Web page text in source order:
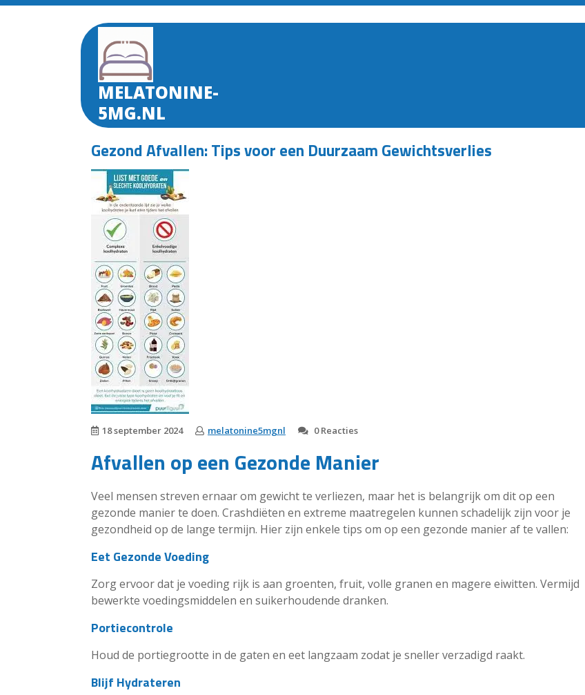
Skip
MELATONINE-
5MG.NL
Gezond Afvallen: Tips voor een Duurzaam Gewichtsverlies
18 september 2024 melatonine5mgnl 0 Reacties
Afvallen op een Gezonde Manier
Veel mensen streven ernaar om gewicht te verliezen, maar het is belangrijk om dit op een
gezonde manier te doen. Crashdiëten en extreme maatregelen kunnen schadelijk zijn voor je
gezondheid op de lange termijn. Hier zijn enkele tips om op een gezonde manier af te vallen:
Eet Gezonde Voeding
Zorg ervoor dat je voeding rijk is aan groenten, fruit, volle granen en magere eiwitten. Vermijd
bewerkte voedingsmiddelen en suikerhoudende dranken.
Portiecontrole
Houd de portiegrootte in de gaten en eet langzaam zodat je sneller verzadigd raakt.
Blijf Hydrateren